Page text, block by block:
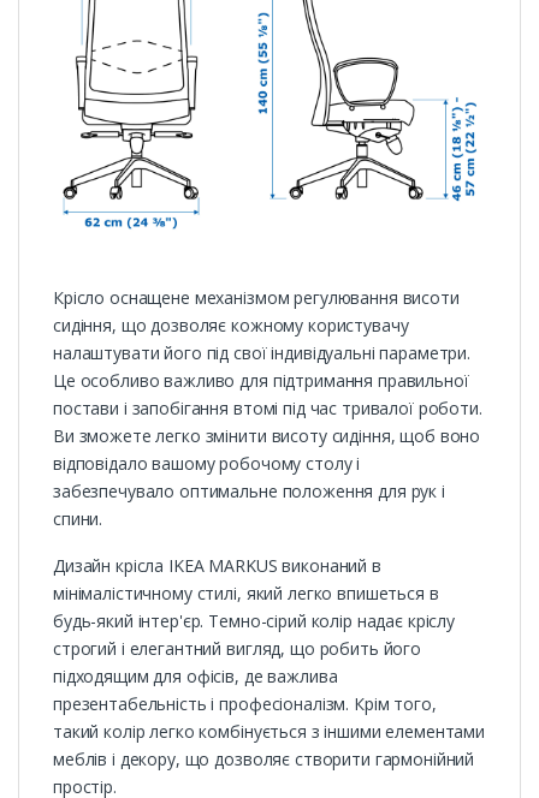
Крісло оснащене механізмом регулювання висоти
сидіння, що дозволяє кожному користувачу
налаштувати його під свої індивідуальні параметри.
Це особливо важливо для підтримання правильної
постави і запобігання втомі під час тривалої роботи.
Ви зможете легко змінити висоту сидіння, щоб воно
відповідало вашому робочому столу і
забезпечувало оптимальне положення для рук і
спини.
Дизайн крісла IKEA MARKUS виконаний в
мінімалістичному стилі, який легко впишеться в
будь-який інтер'єр. Темно-сірий колір надає кріслу
строгий і елегантний вигляд, що робить його
підходящим для офісів, де важлива
презентабельність і професіоналізм. Крім того,
такий колір легко комбінується з іншими елементами
меблів і декору, що дозволяє створити гармонійний
простір.